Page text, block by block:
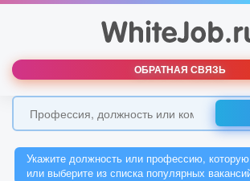
ОБРАТНАЯ СВЯЗЬ
Укажите должность или профессию, которую
или выберите из списка популярных